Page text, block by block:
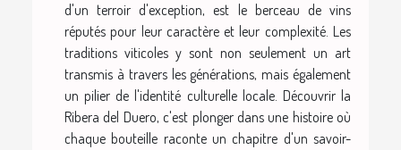
d'un terroir d'exception, est le berceau de vins
réputés pour leur caractère et leur complexité. Les
traditions viticoles y sont non seulement un art
transmis à travers les générations, mais également
un pilier de l'identité culturelle locale. Découvrir la
Ribera del Duero, c'est plonger dans une histoire où
chaque bouteille raconte un chapitre d'un savoir-